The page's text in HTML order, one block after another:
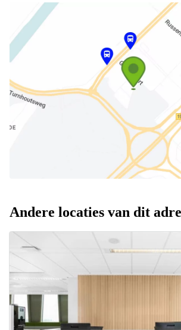
Andere locaties van dit